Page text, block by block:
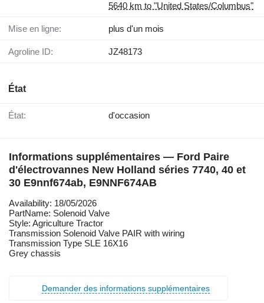
5640 km to "United States/Columbus"
Mise en ligne: plus d'un mois
Agroline ID: JZ48173
État
État: d'occasion
Informations supplémentaires — Ford Paire
d'électrovannes New Holland séries 7740, 40 et
30 E9nnf674ab, E9NNF674AB
Availability: 18/05/2026
PartName: Solenoid Valve
Style: Agriculture Tractor
Transmission Solenoid Valve PAIR with wiring
Transmission Type SLE 16X16
Grey chassis
Demander des informations supplémentaires